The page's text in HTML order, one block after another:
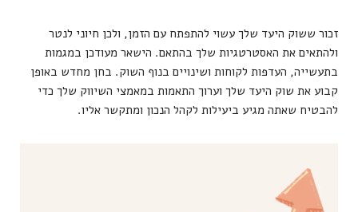
זכור ששוק היעד שלך עשוי להתפתח עם הזמן, ולכן חיוני לנטר
ולהתאים את האסטרטגיות שלך בהתאם. הישאר מעודכן במגמות
בתעשייה, העדפות לקוחות ושינויים בנוף השוק. בחן מחדש באופן
קבוע את שוק היעד שלך וערוך התאמות במאמצי השיווק שלך כדי
להבטיח שאתה מגיע ביעילות לקהל הנכון ומתקשר אליו.